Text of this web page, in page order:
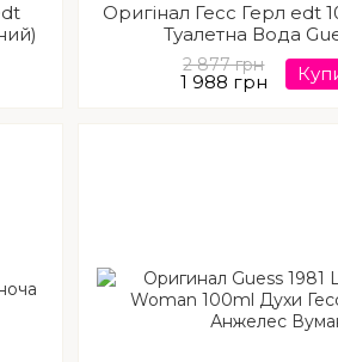
Оригінал Гесс Герл edt
Туалетна Вода
2 877 грн
1 988 грн